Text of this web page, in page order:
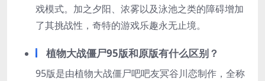
戏模式。加之夕阳、浓雾以及泳池之类的障碍增加
了其挑战性，奇特的游戏乐趣永无止境。
植物大战僵尸95版和原版有什么区别？
95版是由植物大战僵尸吧吧友冥谷川恋制作，全称